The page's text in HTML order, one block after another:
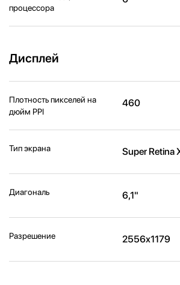
процессора
Дисплей
Плотность пикселей на
дюйм PPI
460
Тип экрана Super Retina
Диагональ 6,1"
Разрешение 2556x1179